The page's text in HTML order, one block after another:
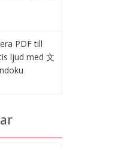
PDF till
ljud med 文